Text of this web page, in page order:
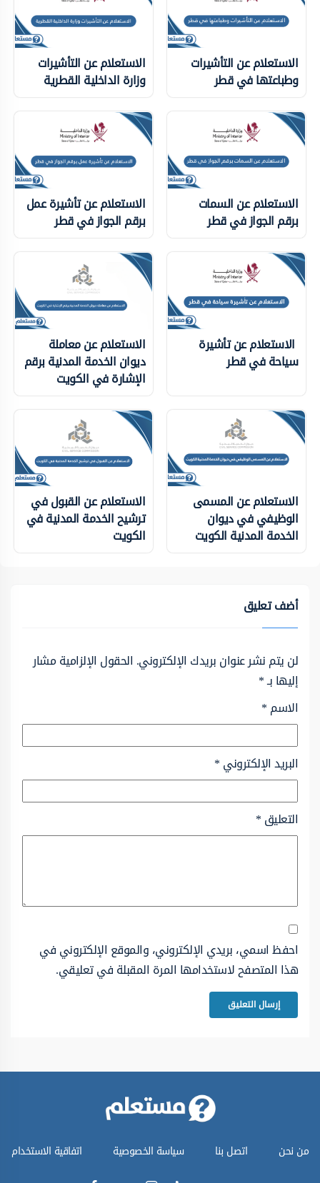
الاستعلام عن التأشيرات
وطباعتها في قطر
الاستعلام عن التأشيرات
وزارة الداخلية ‏القطرية
الاستعلام عن السمات
برقم الجواز في قطر
الاستعلام عن تأشيرة عمل
برقم الجواز في قطر
الاستعلام عن تأشيرة
سياحة في قطر
الاستعلام عن معاملة
ديوان الخدمة المدنية برقم
الإشارة في الكويت
الاستعلام عن المسمى
الوظيفي في ديوان
الخدمة المدنية الكويت
الاستعلام عن القبول في
ترشيح الخدمة المدنية في
الكويت
أضف تعليق
لن يتم نشر عنوان بريدك الإلكتروني. الحقول الإلزامية مشار
إليها بـ*
الاسم*
البريد الإلكتروني*
التعليق*
احفظ اسمي، بريدي الإلكتروني، والموقع الإلكتروني في
هذا المتصفح لاستخدامها المرة المقبلة في تعليقي.
من نحن اتصل بنا سياسة الخصوصية اتفاقية الاستخدام